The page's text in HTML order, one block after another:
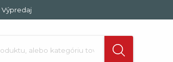
Výpredaj